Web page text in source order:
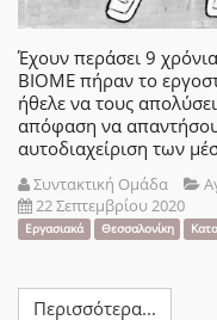
Έχουν περάσει 9
ΒΙΟΜΕ πήραν το
ήθελε να τους
απόφαση να
αυτοδιαχείριση των
Συντακτική Ομάδα
22 Σεπτεμβρίου 2020
Εργασιακά Θεσσαλονίκη
Περισσότερα...